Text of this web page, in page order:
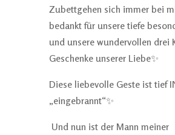
Zubettgehen sich immer bei
bedankt für unsere tiefe
und unsere wundervollen drei
Geschenke unserer Liebe✨
Diese liebevolle Geste ist tief
„eingebrannt“✨
Und nun ist der Mann meiner